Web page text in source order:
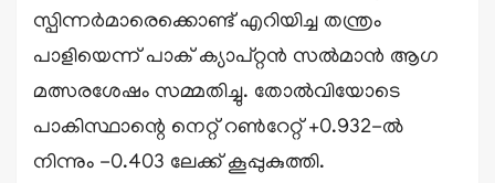
സ്പിന്നർമാരെക്കൊണ്ട് എറിയിച്ച തന്ത്രം
പാളിയെന്ന് പാക് ക്യാപ്റ്റൻ സൽമാൻ ആഗ
മത്സരശേഷം സമ്മതിച്ചു. തോൽവിയോടെ
പാകിസ്ഥാന്റെ നെറ്റ് റൺറേറ്റ് +0.932-ൽ
നിന്നും -0.403 ലേക്ക് കൂപ്പുകുത്തി.